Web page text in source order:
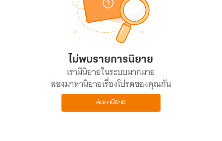
ไม่พบรายการนิยาย
เรามีนิยายในระบบมากมาย
ลองมาหานิยายเรื่องโปรดของคุณกัน
ค้นหานิยาย